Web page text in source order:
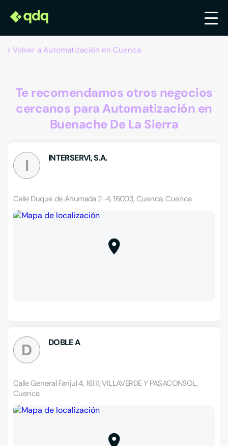
Volver a Automatización en Cuenca
Te recomendamos otros negocios
cercanos para Automatización en
Buenache De La Sierra
I INTERSERVI, S.A.
Calle Duque de Ahumada 2-4, 16003, Cuenca, Cuenca
D DOBLE A
Calle General Fanjul 4, 16111, VILLAVERDE Y PASACONSOL,
Cuenca